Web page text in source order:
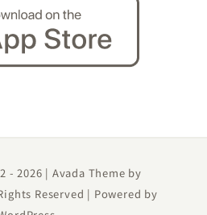
-2026 | Avada Theme by
Reserved | Powered by